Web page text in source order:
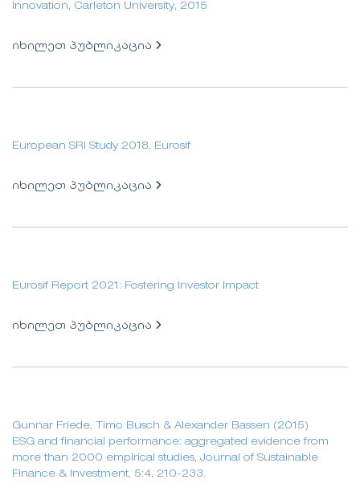
Innovation, Carleton University, 2015
იხილეთ პუბლიკაცია
European SRI Study 2018, Eurosif
იხილეთ პუბლიკაცია
Eurosif Report 2021: Fostering Investor Impact
იხილეთ პუბლიკაცია
Gunnar Friede, Timo Busch & Alexander Bassen (2015)
ESG and financial performance: aggregated evidence from
more than 2000 empirical studies, Journal of Sustainable
Finance & Investment, 5:4, 210-233.